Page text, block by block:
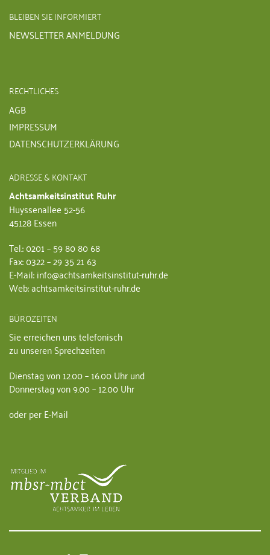
BLEIBEN SIE INFORMIERT
NEWSLETTER ANMELDUNG
RECHTLICHES
AGB
IMPRESSUM
DATENSCHUTZERKLÄRUNG
ADRESSE & KONTAKT
Achtsamkeitsinstitut Ruhr
Huyssenallee 52-56
45128 Essen
Tel.: 0201 – 59 80 80 68
Fax: 0322 – 29 35 21 63
E-Mail: info@achtsamkeitsinstitut-ruhr.de
Web: achtsamkeitsinstitut-ruhr.de
BÜROZEITEN
Sie erreichen uns telefonisch
zu unseren Sprechzeiten
Dienstag von 12.00 – 16.00 Uhr und
Donnerstag von 9.00 – 12.00 Uhr
oder per E-Mail